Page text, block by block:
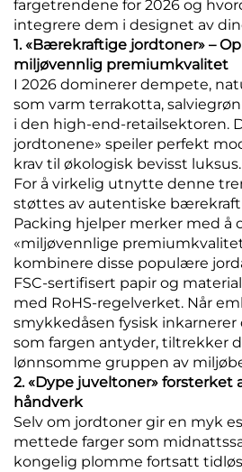
fargetrendene for 2026 og
integrere dem i designet av
1. «Bærekraftige jordtoner» –
miljøvennlig premiumkvalitet
I 2026 dominerer dempete,
som varm terrakotta,
i den high-end-retailsektoren.
jordtonene» speiler perfekt
krav til økologisk bevisst luksus.
For å virkelig utnytte denne
støttes av autentiske
Packing hjelper merker med å
«miljøvennlige
kombinere disse populære
FSC-sertifisert papir og
med RoHS-regelverket. Når
smykkedåsen fysisk
som fargen antyder, tiltrekker
lønnsomme gruppen av
2. «Dype juveltoner» forsterket
håndverk
Selv om jordtoner gir en myk
mettede farger som
kongelig plomme fortsatt